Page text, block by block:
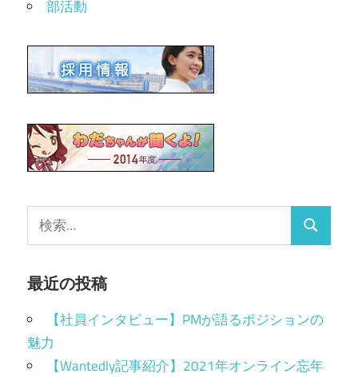
部活動
最近の投稿
【社員インタビュー】PMが語るポジションの
魅力
【Wantedly記事紹介】2021年オンライン忘年